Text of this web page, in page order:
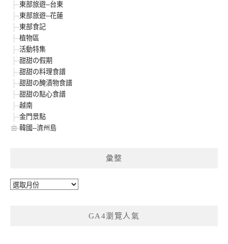
東部旅遊--台東
東部旅遊--花蓮
東部食記
植物區
活動特集
甜甜の假期
甜甜の料理食譜
甜甜の醃漬物食譜
甜甜の點心食譜
越南
金門景點
韓國--濟州島
彙整
彙
GA4瀏覽人氣